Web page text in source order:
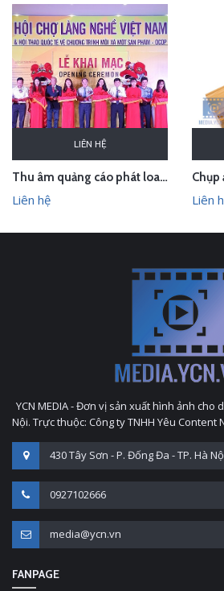
LIÊN HỆ
Thu âm quảng cáo phát loa cho Hội chợ Làng nghề VN 2018
Liên hệ Liên
YCN MEDIA - Đơn vị sản xuất hình ảnh cho
Nội. Trực thuộc: Công ty TNHH Yêu Content
430 Tây Sơn - P. Đống Đa - TP. Hà
0927102666
media@ycn.vn
FANPAGE